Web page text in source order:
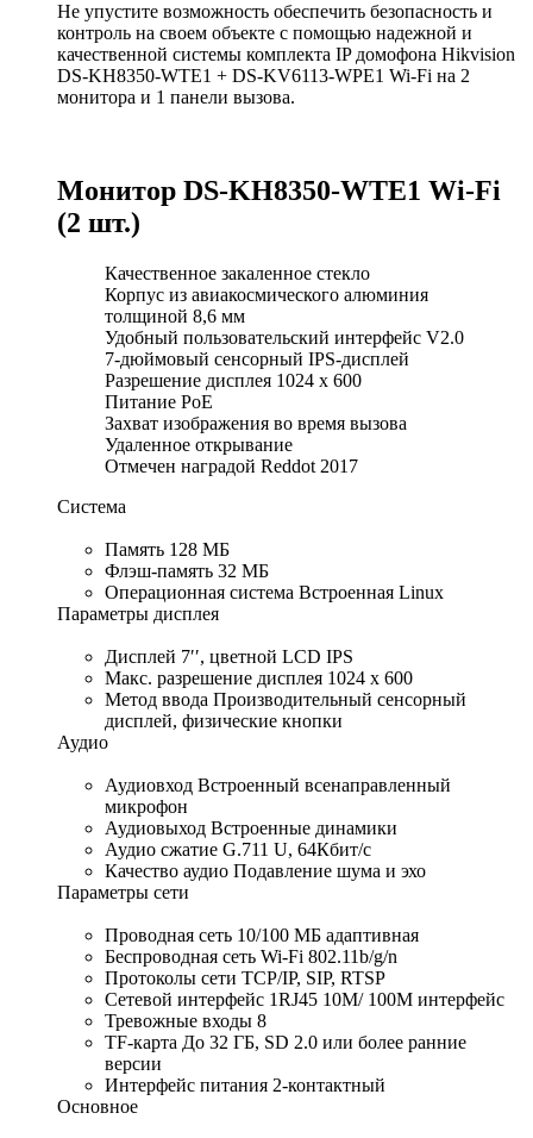
Не упустите возможность обеспечить безопасность и
контроль на своем объекте с помощью надежной и
качественной системы комплекта IP домофона Hikvision
DS-KH8350-WTE1 + DS-KV6113-WPE1 Wi-Fi на 2
монитора и 1 панели вызова.
Монитор DS-KH8350-WTE1 Wi-Fi
(2 шт.)
Качественное закаленное стекло
Корпус из авиакосмического алюминия
толщиной 8,6 мм
Удобный пользовательский интерфейс V2.0
7-дюймовый сенсорный IPS-дисплей
Разрешение дисплея 1024 x 600
Питание PoE
Захват изображения во время вызова
Удаленное открывание
Отмечен наградой Reddot 2017
Система
Память 128 МБ
Флэш-память 32 МБ
Операционная система Встроенная Linux
Параметры дисплея
Дисплей 7′′, цветной LCD IPS
Макс. разрешение дисплея 1024 x 600
Метод ввода Производительный сенсорный
дисплей, физические кнопки
Аудио
Аудиовход Встроенный всенаправленный
микрофон
Аудиовыход Встроенные динамики
Аудио сжатие G.711 U, 64Кбит/с
Качество аудио Подавление шума и эхо
Параметры сети
Проводная сеть 10/100 МБ адаптивная
Беспроводная сеть Wi-Fi 802.11b/g/n
Протоколы сети TCP/IP, SIP, RTSP
Сетевой интерфейс 1RJ45 10M/ 100M интерфейс
Тревожные входы 8
TF-карта До 32 ГБ, SD 2.0 или более ранние
версии
Интерфейс питания 2-контактный
Основное